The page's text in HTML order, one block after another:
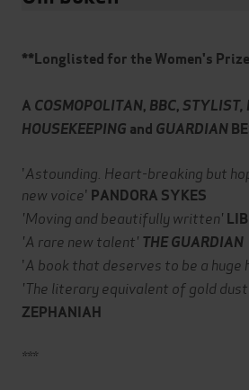
**Longlisted for the Women's
A COSMOPOLITAN, BBC, STYLIST,
HOUSEKEEPING and GUARDIAN
'Astounding. Heart-breaking but
new voice' PANDORA SYKES
'Moving and beautifully written'
'A rare new talent' THE GUARDIAN
'A book that deserves to be a huge
'The literary equivalent of gold
ZEPHANIAH
***